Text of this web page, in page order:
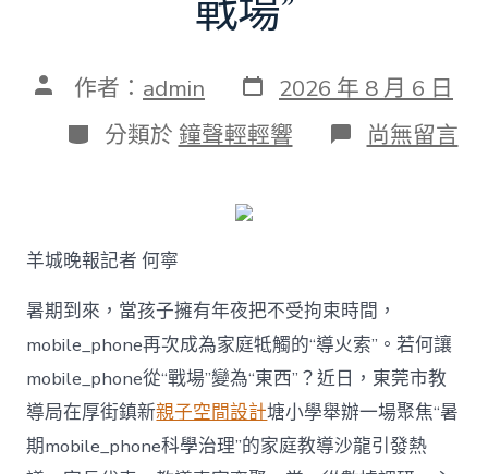
戰場”
文 作者： admin 發
表
日
期
2026 年 8 月 6 日
分
類
分類於 鐘聲輕輕響 在
〈若
治
理
難
題？
讓
mobilJIUYI
俱
意
尚無留言
羊城晚報記者 何寧
暑期到來，當孩子擁有年夜把不受拘束時間，
mobile_phone再次成為家庭牴觸的“導火索”。若何讓
mobile_phone從“戰場”變為“東西”？近日，東莞市教
導局在厚街鎮新親子空間設計塘小學舉辦一場聚焦“暑
期mobile_phone科學治理”的家庭教導沙龍引發熱